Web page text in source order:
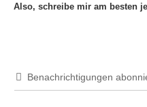
Also, schreibe mir am besten
Benachrichtigungen